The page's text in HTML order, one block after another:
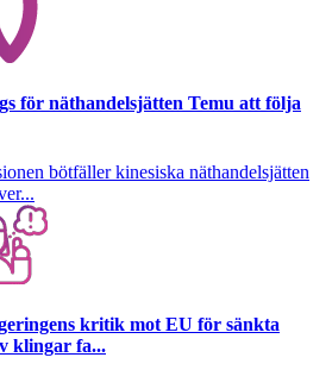
för näthandelsjätten Temu att följa
bötfäller kinesiska näthandelsjätten
kritik mot EU för sänkta
klingar fa...